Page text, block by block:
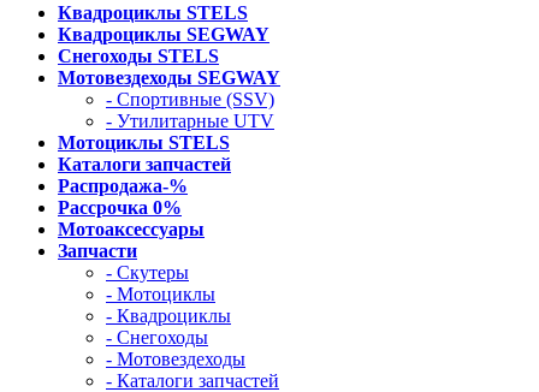
Квадроциклы STELS
Квадроциклы SEGWAY
Снегоходы STELS
Мотовездеходы SEGWAY
- Спортивные (SSV)
- Утилитарные UTV
Мотоциклы STELS
Каталоги запчастей
Распродажа-%
Рассрочка 0%
Мотоаксессуары
Запчасти
- Скутеры
- Мотоциклы
- Квадроциклы
- Снегоходы
- Мотовездеходы
- Каталоги запчастей